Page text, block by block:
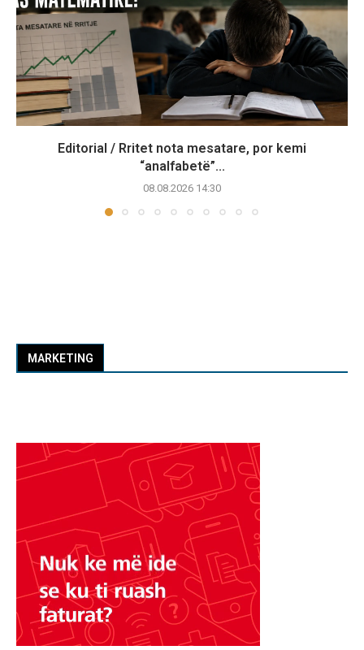
Editorial / Rritet nota mesatare, por kemi
“analfabetë”...
08.08.2026 14:30
MARKETING